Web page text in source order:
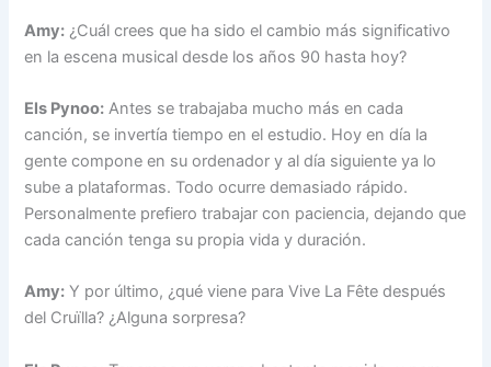
Amy: ¿Cuál crees que ha sido el cambio más significativo
en la escena musical desde los años 90 hasta hoy?
Els Pynoo: Antes se trabajaba mucho más en cada
canción, se invertía tiempo en el estudio. Hoy en día la
gente compone en su ordenador y al día siguiente ya lo
sube a plataformas. Todo ocurre demasiado rápido.
Personalmente prefiero trabajar con paciencia, dejando que
cada canción tenga su propia vida y duración.
Amy: Y por último, ¿qué viene para Vive La Fête después
del Cruïlla? ¿Alguna sorpresa?